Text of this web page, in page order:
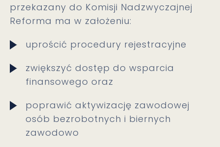
przekazany do Komisji Nadzwyczajnej
Reforma ma w założeniu:
uprościć procedury rejestracyjne
zwiększyć dostęp do wsparcia
finansowego oraz
poprawić aktywizację zawodowej
osób bezrobotnych i biernych
zawodowo